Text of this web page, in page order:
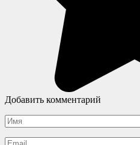
Добавить комментарий
Имя
*
Email